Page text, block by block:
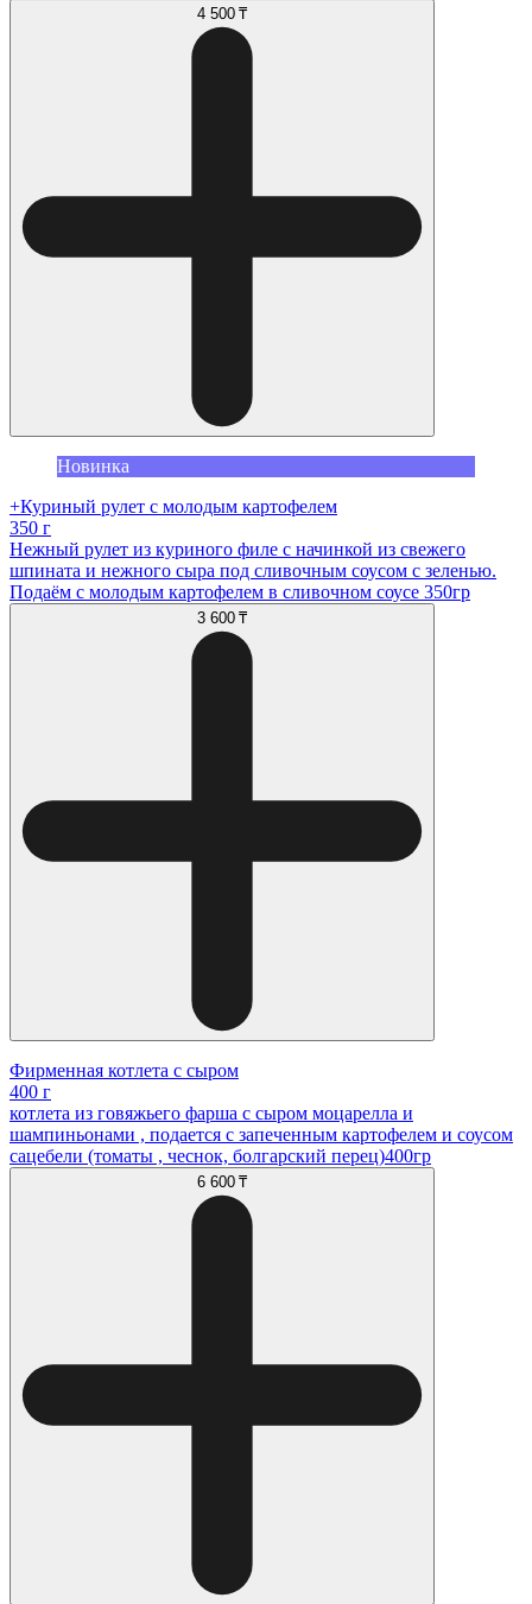
4 500 ₸
Новинка
+Куриный рулет с молодым картофелем
350 г
Нежный рулет из куриного филе с начинкой из свежего
шпината и нежного сыра под сливочным соусом с зеленью.
Подаём с молодым картофелем в сливочном соусе 350гр
3 600 ₸
Фирменная котлета с сыром
400 г
котлета из говяжьего фарша с сыром моцарелла и
шампиньонами , подается с запеченным картофелем и соусом
сацебели (томаты , чеснок, болгарский перец)400гр
6 600 ₸